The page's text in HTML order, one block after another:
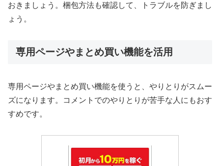
おきましょう。梱包方法も確認して、トラブルを防ぎまし
ょう。
専用ページやまとめ買い機能を活用
専用ページやまとめ買い機能を使うと、やりとりがスムー
ズになります。コメントでのやりとりが苦手な人にもおす
すめです。